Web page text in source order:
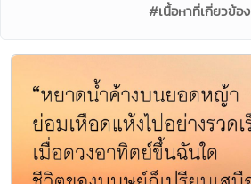
#เนื้อหาที่เกี่ยวข้อง